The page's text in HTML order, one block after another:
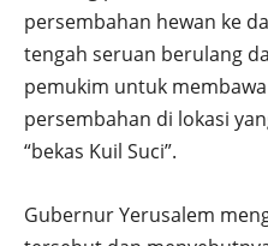
persembahan hewan ke
tengah seruan berulang
pemukim untuk
persembahan di lokasi
“bekas Kuil Suci”.
Gubernur Yerusalem